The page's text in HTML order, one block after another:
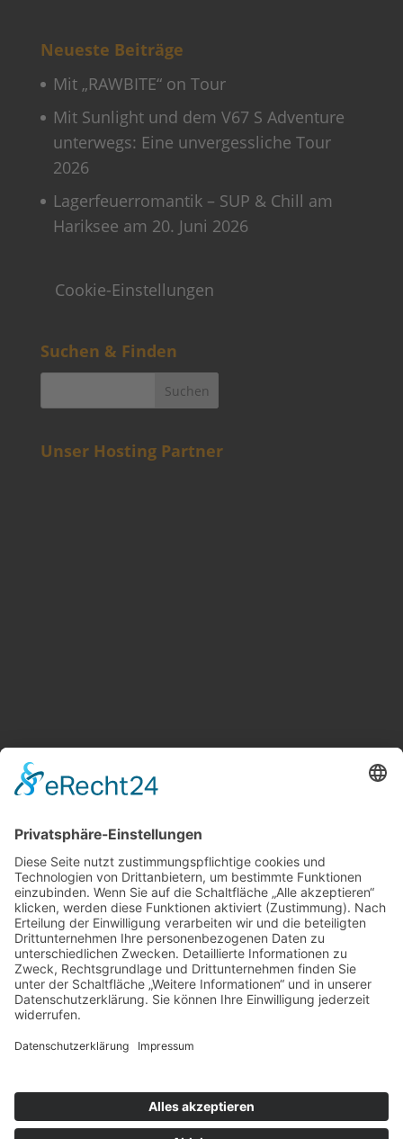
Neueste Beiträge
Mit „RAWBITE“ on Tour
Mit Sunlight und dem V67 S Adventure
unterwegs: Eine unvergessliche Tour
2026
Lagerfeuerromantik – SUP & Chill am
Hariksee am 20. Juni 2026
Cookie-Einstellungen
Suchen & Finden
Unser Hosting Partner
Weitere Informationen
Kontakt
Newsletter
FAQ
Schlagworte
Datenschutz
Impressum